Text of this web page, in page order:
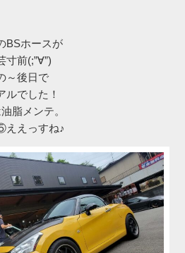
BSホースが
寸前(;”∀”)
～後日で
ルでした！
脂メンテ。
ええっすね♪